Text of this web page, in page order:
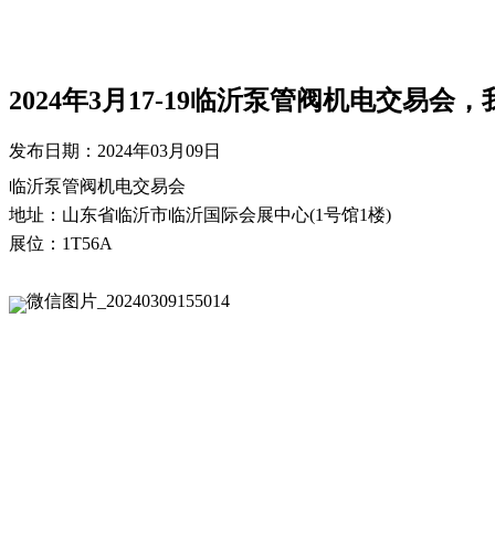
2024年3月17-19临沂泵管阀机电交易会，
发布日期： 2024年03月09日
临沂泵管阀机电交易会
地址：山东省临沂市临沂国际会展中心(1号馆1楼)
展位：1T56A